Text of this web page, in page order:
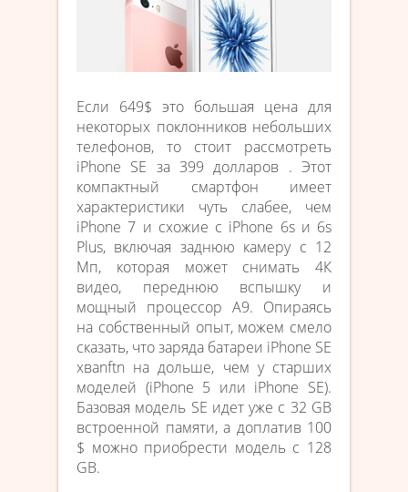
Если 649$ это большая цена для
некоторых поклонников небольших
телефонов, то стоит рассмотреть
iPhone SE за 399 долларов . Этот
компактный смартфон имеет
характеристики чуть слабее, чем
iPhone 7 и схожие с iPhone 6s и 6s
Plus, включая заднюю камеру с 12
Мп, которая может снимать 4К
видео, переднюю вспышку и
мощный процессор А9. Опираясь
на собственный опыт, можем смело
сказать, что заряда батареи iPhone SE
хваnftn на дольше, чем у старших
моделей (iPhone 5 или iPhone SE).
Базовая модель SE идет уже с 32 GB
встроенной памяти, а доплатив 100
$ можно приобрести модель с 128
GB.